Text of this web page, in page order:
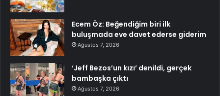
Ecem Öz: Beğendiğim biri ilk
buluşmada eve davet ederse giderim
Ağustos 7, 2026
‘Jeff Bezos’un kızı’ denildi, gerçek
bambaşka çıktı
Ağustos 7, 2026